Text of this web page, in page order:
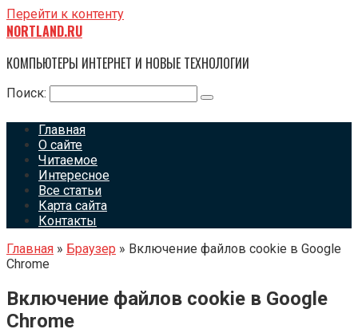
Перейти к контенту
NORTLAND.RU
КОМПЬЮТЕРЫ ИНТЕРНЕТ И НОВЫЕ ТЕХНОЛОГИИ
Поиск:
Главная
О сайте
Читаемое
Интересное
Все статьи
Карта сайта
Контакты
Главная » Браузер » Включение файлов cookie в Google
Chrome
Включение файлов cookie в Google
Chrome